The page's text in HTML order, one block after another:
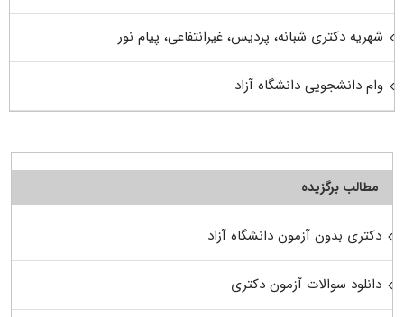
شهریه دکتری شبانه، پردیس، غیرانتفاعی، پیام نور
وام دانشجویی دانشگاه آزاد
مطالب برگزیده
دکتری بدون آزمون دانشگاه آزاد
دانلود سوالات آزمون دکتری